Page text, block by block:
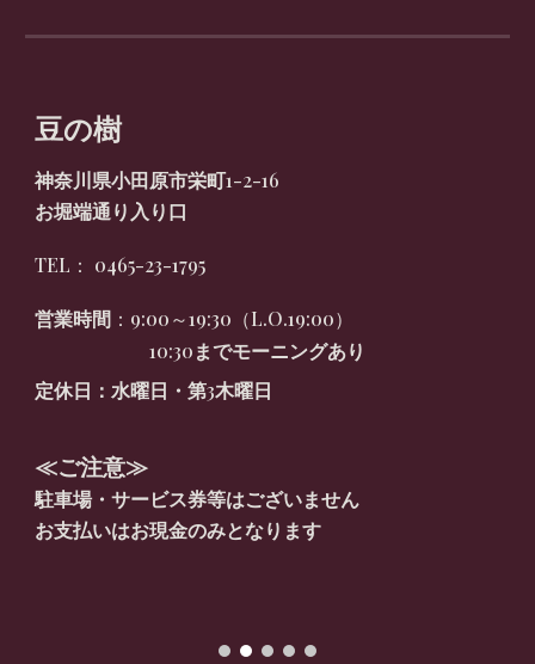
豆の樹
神奈川県小田原市栄町1-2-16
お堀端通り入り口
TEL ： 0465-23-1795
営業時間 ： 9:00～19:30（L.O.19:00）
10:30 までモーニングあり
定休日
： 水曜日・第3木曜日
≪ご注意≫
駐車場・サービス券等はございません
お支払いはお現金のみとなります